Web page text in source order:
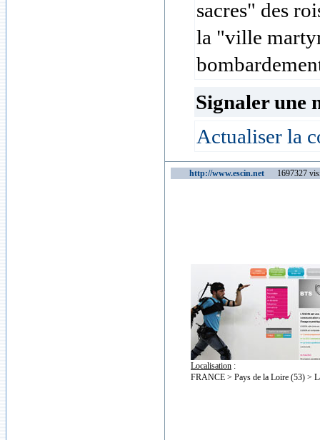
sacres" des
la "ville
Signaler une
Actualiser la
http://www.escin.net 1697327
Localisation :
FRANCE > Pays de la Loire (53) >